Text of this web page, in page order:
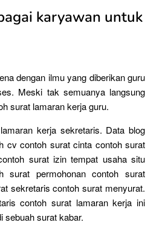
karyawan untuk
dengan ilmu yang diberikan guru
Meski tak semuanya langsung
surat lamaran kerja guru.
kerja sekretaris. Data blog
cv contoh surat cinta contoh surat
surat izin tempat usaha situ
surat permohonan contoh surat
sekretaris contoh surat menyurat.
contoh surat lamaran kerja ini
sebuah surat kabar.